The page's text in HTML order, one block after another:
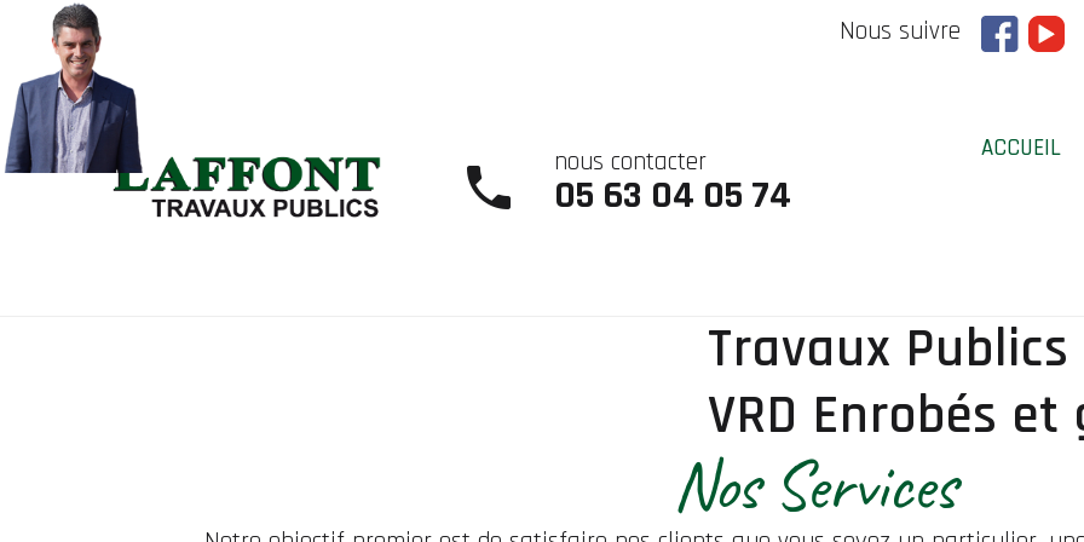
Nous suivre
nous contacter
05 63 04 05 74
ACCUEIL
Travaux
VRD Enrobés
Nos Services